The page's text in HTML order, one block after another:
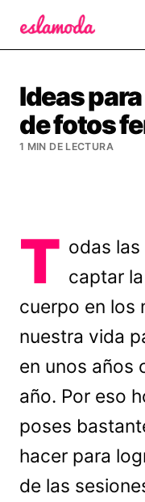
Ideas
de fotos
1 MIN DE LECTURA
T odas
captar
cuerpo en los
nuestra vida
en unos años
año. Por eso
poses
hacer para
de las